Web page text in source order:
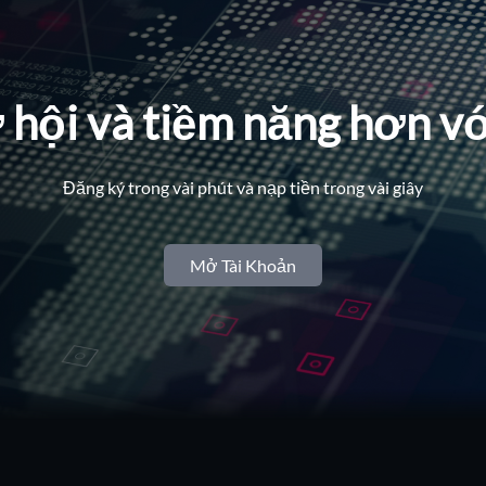
và tiềm năng hơn
Đăng ký trong vài phút và nạp tiền trong vài giây
Mở Tài Khoản